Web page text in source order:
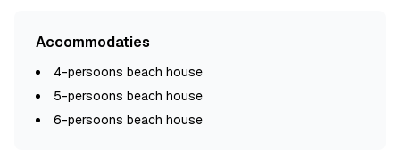
Accommodaties
4-persoons beach house
5-persoons beach house
6-persoons beach house